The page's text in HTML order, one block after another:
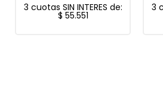
3 cuotas SIN INTERES de:
$ 55.551
3